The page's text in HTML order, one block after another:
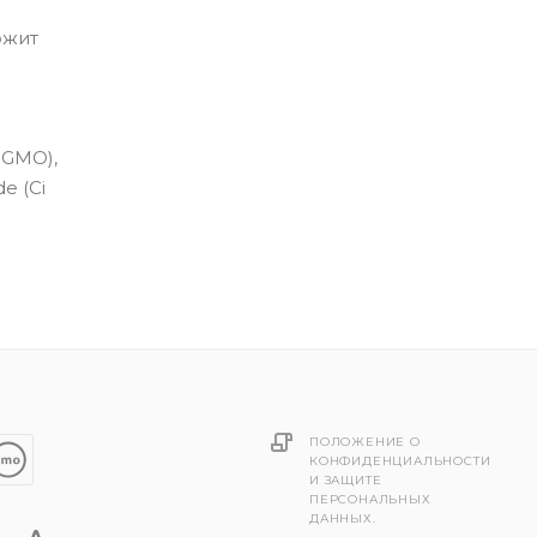
(Ci
ПОЛОЖЕНИЕ О
КОНФИДЕНЦИАЛЬНОСТИ
И ЗАЩИТЕ
ПЕРСОНАЛЬНЫХ
ДАННЫХ.